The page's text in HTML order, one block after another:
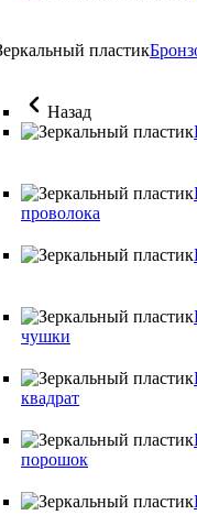
Назад
проволока
чушки
квадрат
порошок